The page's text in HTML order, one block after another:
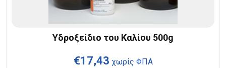
Υδροξείδιο του Καλίου 500g
€17,43 χωρίς ΦΠΑ